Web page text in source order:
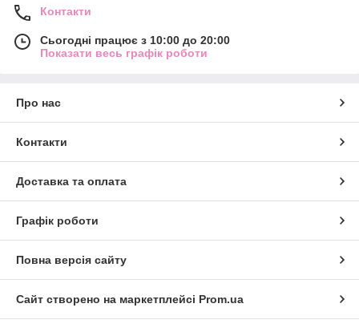
Контакти
Сьогодні працює з 10:00 до 20:00
Показати весь графік роботи
Про нас
Контакти
Доставка та оплата
Графік роботи
Повна версія сайту
Сайт створено на маркетплейсі Prom.ua